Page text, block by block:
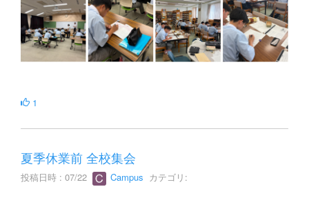
1
夏季休業前 全校集会
投稿日時 : 07/22 Campus カテゴリ: